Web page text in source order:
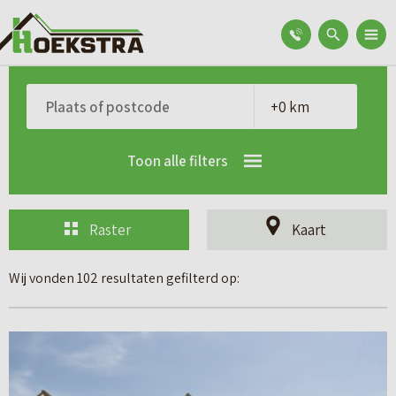
Toon alle filters
Raster Kaart
Wij vonden 102 resultaten gefilterd op:
e